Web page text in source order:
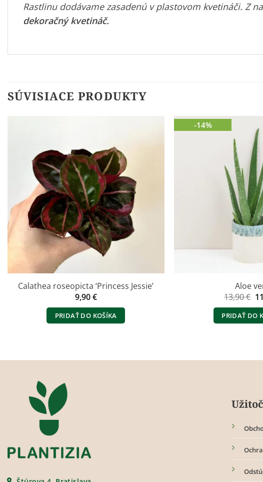
Rastlinu dodávame zasadenú v plastovom kvetináči. Z
dekoračný kvetináč.
SÚVISIACE PRODUKTY
Calathea roseopicta ‘Princess Jessie’
9,90€
PRIDAŤ DO KOŠÍKA
-14%
Aloe
13,90€
PRIDAŤ DO